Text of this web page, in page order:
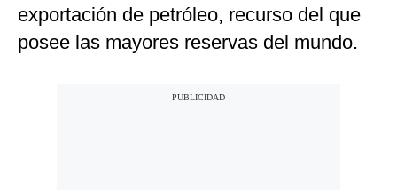
exportación de petróleo, recurso del que
posee las mayores reservas del mundo.